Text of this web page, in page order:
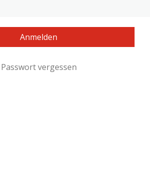
Passwort vergessen